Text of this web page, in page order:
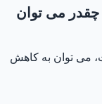
می توان
می توان به کاهش